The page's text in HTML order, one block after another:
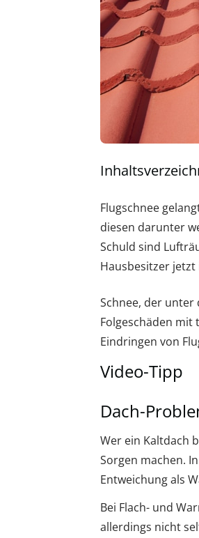
Flugschnee
diesen darunter
Schuld sind
Hausbesitzer
Schnee, der unter
Folgeschäden
Eindringen von
Video-Tipp
Dach-
Wer ein Kaltdach
Sorgen machen.
Entweichung als
Bei Flach- und
allerdings nicht